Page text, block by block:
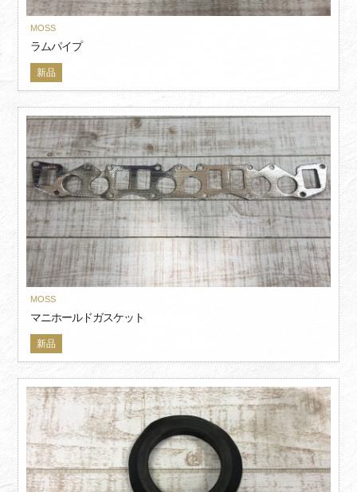
MOSS
ラムパイプ
新品
MOSS
マニホールドガスケット
新品